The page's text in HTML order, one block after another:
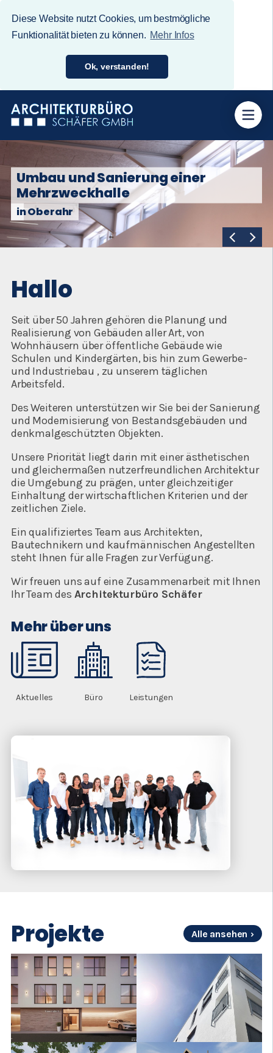
Diese Website nutzt Cookies, um bestmögliche
Funktionalität bieten zu können. Mehr Infos
Ok, verstanden!
Fassadensanierung
Plus
in Westerburg
Hallo
Seit über 50 Jahren gehören die Planung und
Realisierung von Gebäuden aller Art, von
Wohnhäusern über öffentliche Gebäude wie
Schulen und Kindergärten, bis hin zum Gewerbe-
und Industriebau , zu unserem täglichen
Arbeitsfeld.
Des Weiteren unterstützen wir Sie bei der Sanierung
und Modernisierung von Bestandsgebäuden und
denkmalgeschützten Objekten.
Unsere Priorität liegt darin mit einer ästhetischen
und gleichermaßen nutzerfreundlichen Architektur
die Umgebung zu prägen, unter gleichzeitiger
Einhaltung der wirtschaftlichen Kriterien und der
zeitlichen Ziele.
Ein qualifiziertes Team aus Architekten,
Bautechnikern und kaufmännischen Angestellten
steht Ihnen für alle Fragen zur Verfügung.
Wir freuen uns auf eine Zusammenarbeit mit Ihnen
Ihr Team des Architekturbüro Schäfer
Mehr über uns
Aktuelles Büro Leistungen
Projekte Alle ansehen